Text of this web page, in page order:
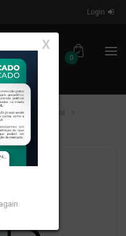
Login
0
X
Construção Civil